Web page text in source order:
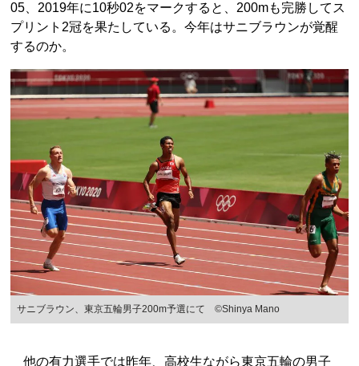
05、2019年に10秒02をマークすると、200mも完勝してス
プリント2冠を果たしている。今年はサニブラウンが覚醒
するのか。
サニブラウン、東京五輪男子200m予選にて ©Shinya Mano
他の有力選手では昨年、高校生ながら東京五輪の男子